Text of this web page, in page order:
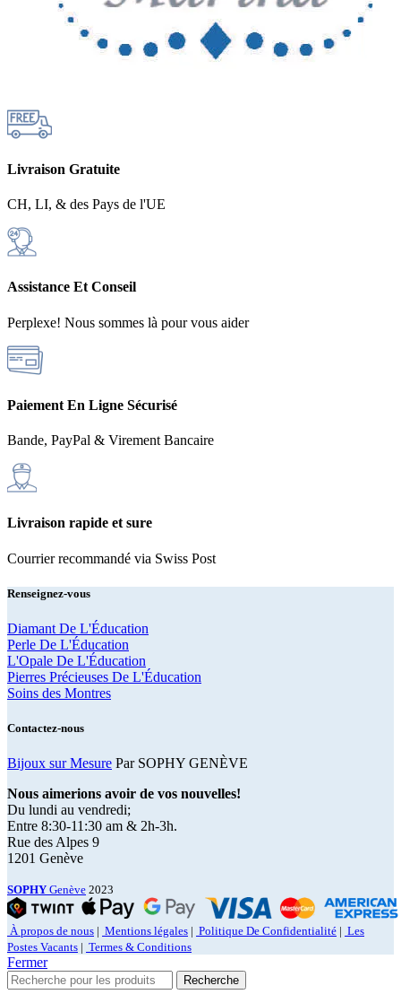
Livraison Gratuite
CH, LI, & des Pays de l'UE
Assistance Et Conseil
Perplexe! Nous sommes là pour vous aider
Paiement En Ligne Sécurisé
Bande, PayPal & Virement Bancaire
Livraison rapide et sure
Courrier recommandé via Swiss Post
Renseignez-vous
Diamant De L'Éducation
Perle De L'Éducation
L'Opale De L'Éducation
Pierres Précieuses De L'Éducation
Soins des Montres
Contactez-nous
Bijoux sur Mesure Par SOPHY GENÈVE
Nous aimerions avoir de vos nouvelles!
Du lundi au vendredi;
Entre 8:30-11:30 am & 2h-3h.
Rue des Alpes 9
1201 Genève
SOPHY Genève 2023
À propos de nous | Mentions légales | Politique De Confidentialité | Les
Postes Vacants | Termes & Conditions
Fermer
Recherche